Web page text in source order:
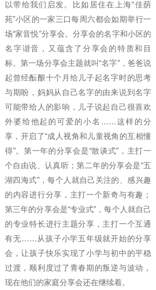
以带给我们启发。比如居住在上海“佳荫
苑”小区的一家三口每周六都会如期举行一
场“家音悦”分享会。分享会的名字和小区的
名字谐音，又蕴含了分享会的特质和目
标。第一场分享会主题就叫“名字”，爸爸说
起曾经酝酿十个月给儿子起名字时的思考
与期盼，妈妈从自己名字的由来说到名字
可能带给人的影响，儿子说起自己很喜欢
外婆给他起的可爱的小名……这样的分
享，开启了“成人视角和儿童视角的互相懂
得”。第一年的分享会是“散谈式”，主打一
个自由说、认真听；第二年的分享会是“五
湖四海式”，每个人就自己关注的、感兴趣
的内容进行分享，主打一个新奇与有趣；
第三年的分享会是“专业式”，每个人就自己
的专业特长进行主题分享，主打一个互通
有无……从孩子小学五年级就开始的分享
会，让孩子快乐实现了小学与初中的平稳
过渡，顺利度过了青春期的叛逆与波动，
现在他们的家庭分享会还在继续着。